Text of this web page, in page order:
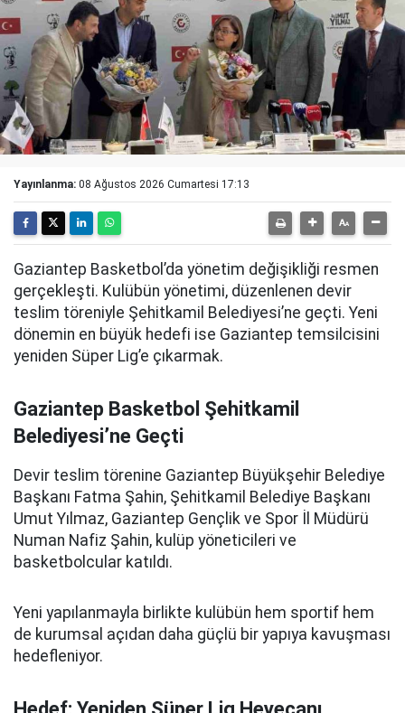
Yayınlanma: 08 Ağustos 2026 Cumartesi 17:13
Gaziantep Basketbol’da yönetim değişikliği resmen
gerçekleşti. Kulübün yönetimi, düzenlenen devir
teslim töreniyle Şehitkamil Belediyesi’ne geçti. Yeni
dönemin en büyük hedefi ise Gaziantep temsilcisini
yeniden Süper Lig’e çıkarmak.
Gaziantep Basketbol Şehitkamil
Belediyesi’ne Geçti
Devir teslim törenine Gaziantep Büyükşehir Belediye
Başkanı Fatma Şahin, Şehitkamil Belediye Başkanı
Umut Yılmaz, Gaziantep Gençlik ve Spor İl Müdürü
Numan Nafiz Şahin, kulüp yöneticileri ve
basketbolcular katıldı.
Yeni yapılanmayla birlikte kulübün hem sportif hem
de kurumsal açıdan daha güçlü bir yapıya kavuşması
hedefleniyor.